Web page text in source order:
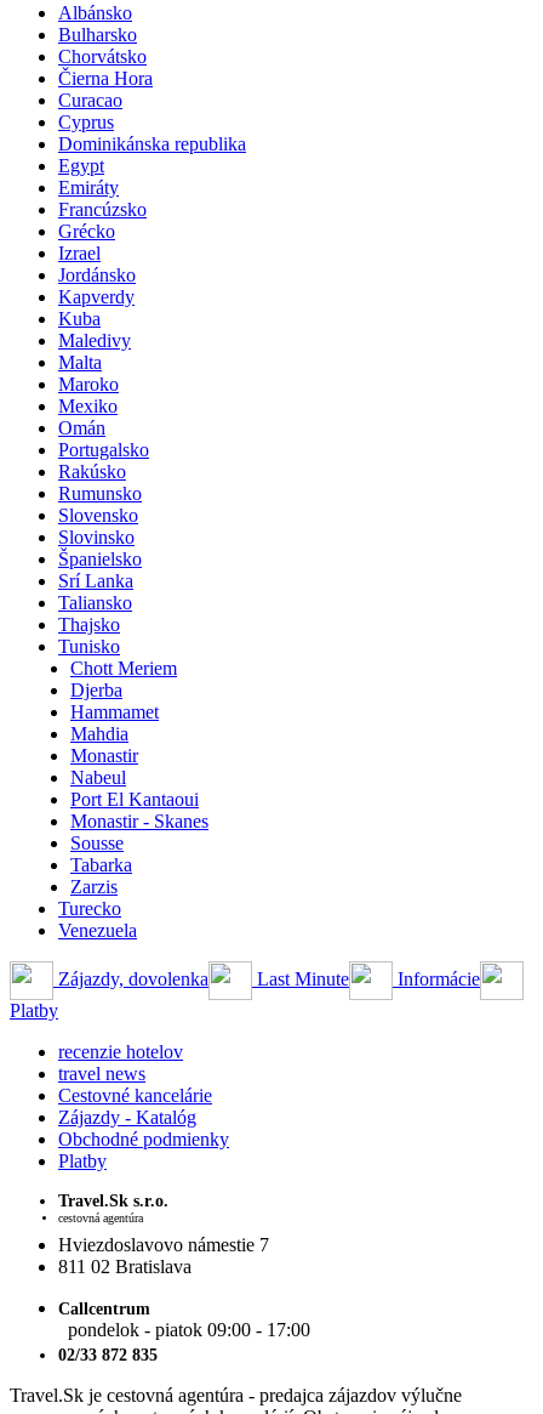
Albánsko
Bulharsko
Chorvátsko
Čierna Hora
Curacao
Cyprus
Dominikánska republika
Egypt
Emiráty
Francúzsko
Grécko
Izrael
Jordánsko
Kapverdy
Kuba
Maledivy
Malta
Maroko
Mexiko
Omán
Portugalsko
Rakúsko
Rumunsko
Slovensko
Slovinsko
Španielsko
Srí Lanka
Taliansko
Thajsko
Tunisko
Chott Meriem
Djerba
Hammamet
Mahdia
Monastir
Nabeul
Port El Kantaoui
Monastir - Skanes
Sousse
Tabarka
Zarzis
Turecko
Venezuela
Zájazdy, dovolenka Last Minute
Informácie
Platby
recenzie hotelov
travel news
Cestovné kancelárie
Zájazdy - Katalóg
Obchodné podmienky
Platby
Travel.Sk s.r.o.
cestovná agentúra
Hviezdoslavovo námestie 7
811 02 Bratislava
Callcentrum
pondelok - piatok 09:00 - 17:00
02/33 872 835
Travel.Sk je cestovná agentúra - predajca zájazdov výlučne